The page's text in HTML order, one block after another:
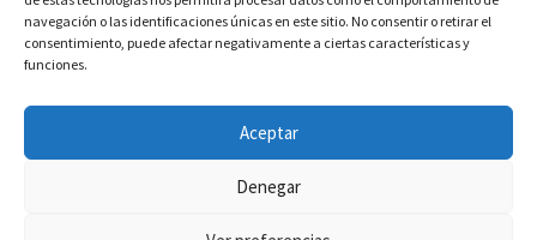
navegación o las identificaciones únicas en este sitio. No consentir o retirar el
consentimiento, puede afectar negativamente a ciertas características y
funciones.
Aceptar
Denegar
© BAO Bilbao Ediciones 2026
Construido con WooCommerce